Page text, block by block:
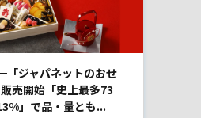
「ジャパネットのおせ
売開始「史上最多73
」で品・量とも...